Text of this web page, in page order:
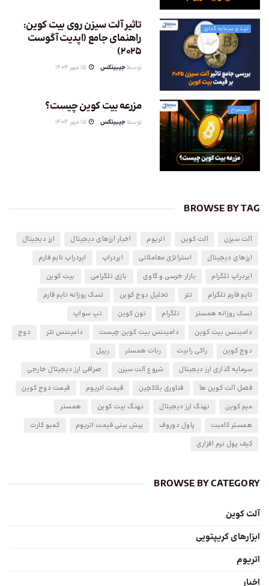
ترید و سرمایه گذاری
تاثیر آلت سیزن روی بیت کوین:
راهنمای جامع (اپدیت آگوست
2025)
توسط جیبیتکس
استخراج مزرعه بیت کوین چیست؟
توسط جیبیتکس
BROWSE BY TAG
آلت سیزن آلت کوین اتریوم اخبار ارزهای دیجیتال
ارز دیجیتال
ارزهای دیجیتال
استراتژی معاملاتی ایردراپ
ایردراپ تایم فارم
ایردراپ تلگرام
بازار خرسی و گاوی بازی تلگرامی
بیت کوین
تایم فارم تلگرام
تتر تحلیل دوج کوین
تسک روزانه تایم فارم
تسک روزانه همستر
تلگرام تون کوین
تپ سواپ
دامیننس بیت کوین
دامیننس بیت کوین چیست دامیننس تتر
دوج
دوج کوین
راکی رابیت ربات همستر
ریپل
سرمایه گذاری ارز دیجیتال
شروع آلت سیزن
صرافی ارز دیجیتال خارجی
فصل آلت کوین ها
فناوری بلاکچین قیمت اتریوم
قیمت دوج کوین
میم کوین
نهنگ ارز دیجیتال نهنگ بیت کوین
همستر
همستر کامبت
پاول دوروف پیش بینی قیمت اتریوم
کمبو کارت
کیف پول نرم افزاری
BROWSE BY CATEGORY
آلت کوین
ابزارهای کریپتویی
اتریوم
اخبار